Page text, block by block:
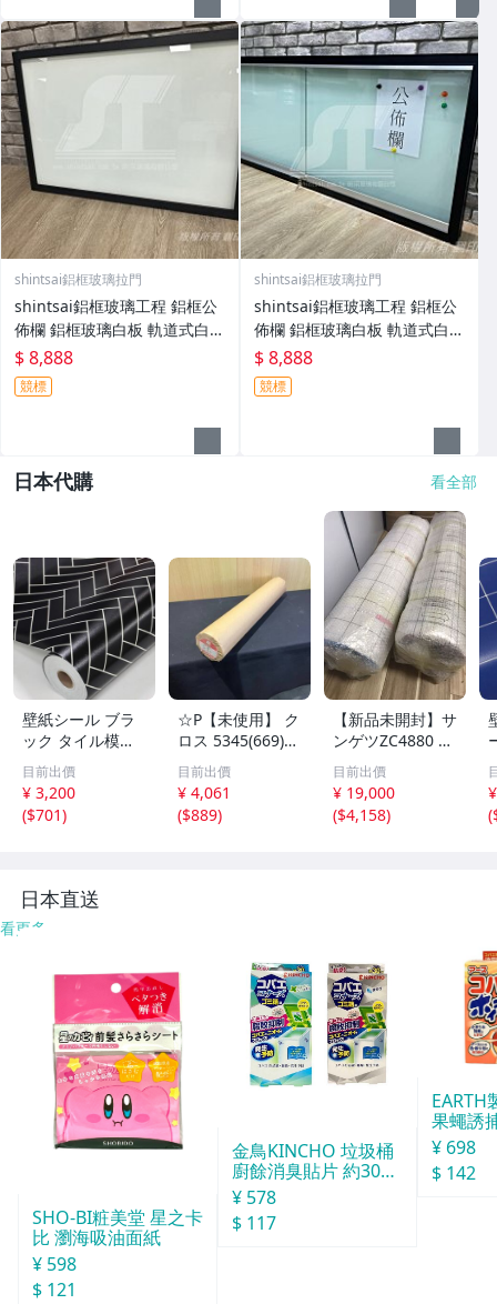
shintsai鋁框玻璃拉門
shintsai鋁框玻璃工程 鋁框公
佈欄 鋁框玻璃白板 軌道式白板
公告欄白板 磁性玻璃白板
$ 8,888
競標
shintsai鋁框玻璃拉門
shintsai鋁框玻璃工程 鋁框公
佈欄 鋁框玻璃白板 軌道式白板
公告欄白板 磁性玻璃白板
$ 8,888
競標
日本代購 看全部
壁紙シール ブラ
ック タイル模様
HDC-20443 50c
m×3m 防カビ
目前出價
¥ 3,200
($701)
☆P【未使用】 ク
ロス 5345(669)
幅約92cm×長さ5
0m 壁紙 60220T
N02【7】
目前出價
¥ 4,061
($889)
【新品未開封】サ
ンゲツZC4880 の
り付きクロス 50
m×2本 +オマケ4
0m 引取り限定
目前出價
¥ 19,000
($4,158)
(
日本直送
看更多
SHO-BI粧美堂 星之卡
比 瀏海吸油面紙
¥ 598
$ 121
金鳥KINCHO 垃圾桶
廚餘消臭貼片 約30天
分
¥ 578
$ 117
EARTH
果蠅誘
¥ 698
$ 142